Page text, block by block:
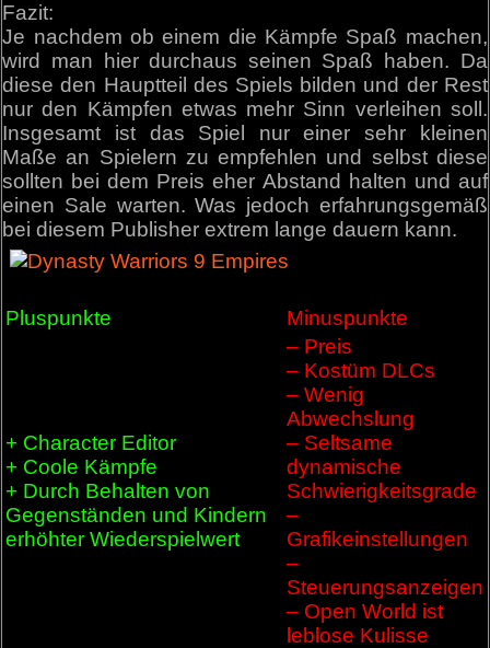
Fazit:
Je nachdem ob einem die Kämpfe Spaß machen,
wird man hier durchaus seinen Spaß haben. Da
diese den Hauptteil des Spiels bilden und der Rest
nur den Kämpfen etwas mehr Sinn verleihen soll.
Insgesamt ist das Spiel nur einer sehr kleinen
Maße an Spielern zu empfehlen und selbst diese
sollten bei dem Preis eher Abstand halten und auf
einen Sale warten. Was jedoch erfahrungsgemäß
bei diesem Publisher extrem lange dauern kann.
Pluspunkte Minuspunkte
+ Character Editor
+ Coole Kämpfe
+ Durch Behalten von
Gegenständen und Kindern
erhöhter Wiederspielwert
– Preis
– Kostüm DLCs
– Wenig
Abwechslung
– Seltsame
dynamische
Schwierigkeitsgrade
–
Grafikeinstellungen
–
Steuerungsanzeigen
– Open World ist
leblose Kulisse